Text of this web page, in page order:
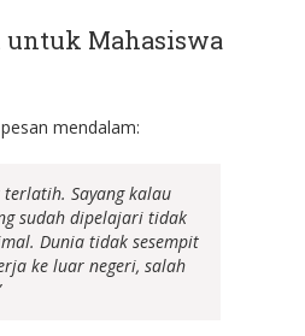
untuk Mahasiswa
mendalam:
Sayang kalau
sudah dipelajari tidak
Dunia tidak sesempit
ke luar negeri, salah